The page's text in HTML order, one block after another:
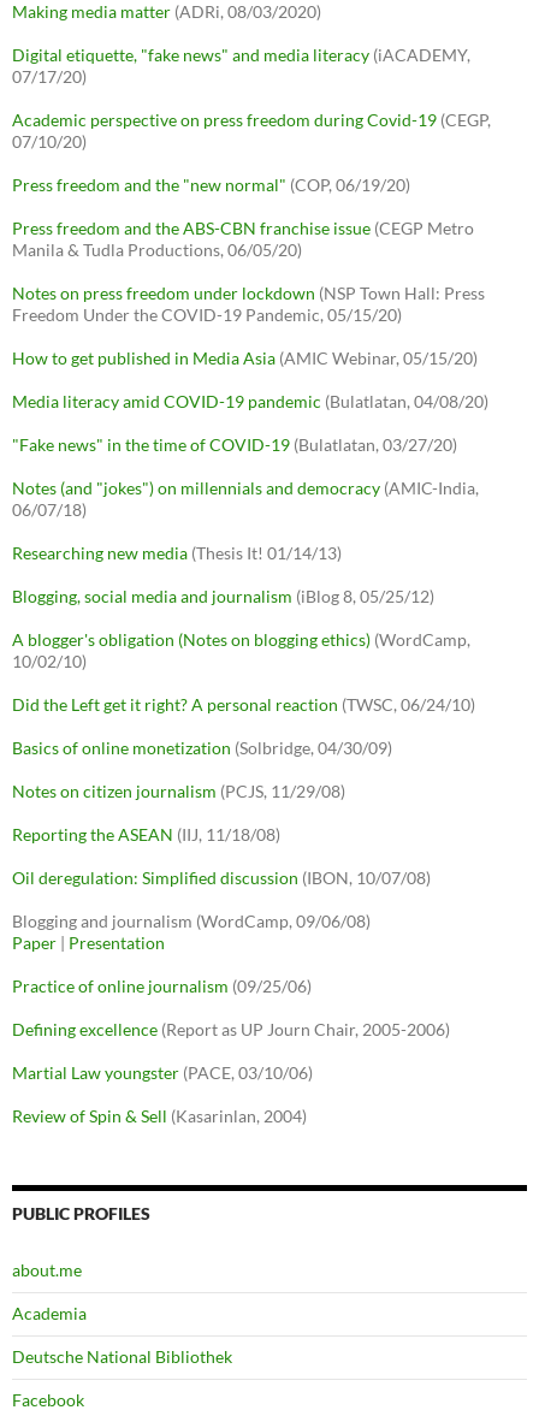
Making media matter (ADRi, 08/03/2020)
Digital etiquette, "fake news" and media literacy (iACADEMY,
07/17/20)
Academic perspective on press freedom during Covid-19 (CEGP,
07/10/20)
Press freedom and the "new normal" (COP, 06/19/20)
Press freedom and the ABS-CBN franchise issue (CEGP Metro
Manila & Tudla Productions, 06/05/20)
Notes on press freedom under lockdown (NSP Town Hall: Press
Freedom Under the COVID-19 Pandemic, 05/15/20)
How to get published in Media Asia (AMIC Webinar, 05/15/20)
Media literacy amid COVID-19 pandemic (Bulatlatan, 04/08/20)
"Fake news" in the time of COVID-19 (Bulatlatan, 03/27/20)
Notes (and "jokes") on millennials and democracy (AMIC-India,
06/07/18)
Researching new media (Thesis It! 01/14/13)
Blogging, social media and journalism (iBlog 8, 05/25/12)
A blogger's obligation (Notes on blogging ethics) (WordCamp,
10/02/10)
Did the Left get it right? A personal reaction (TWSC, 06/24/10)
Basics of online monetization (Solbridge, 04/30/09)
Notes on citizen journalism (PCJS, 11/29/08)
Reporting the ASEAN (IIJ, 11/18/08)
Oil deregulation: Simplified discussion (IBON, 10/07/08)
Blogging and journalism (WordCamp, 09/06/08)
Paper | Presentation
Practice of online journalism (09/25/06)
Defining excellence (Report as UP Journ Chair, 2005-2006)
Martial Law youngster (PACE, 03/10/06)
Review of Spin & Sell (Kasarinlan, 2004)
PUBLIC PROFILES
about.me
Academia
Deutsche National Bibliothek
Facebook